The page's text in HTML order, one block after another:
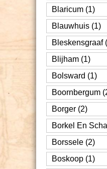
Blaricum (1)
Blauwhuis (1)
Bleskensgraaf
Blijham (1)
Bolsward (1)
Boornbergum
Borger (2)
Borkel En
Borssele (2)
Boskoop (1)